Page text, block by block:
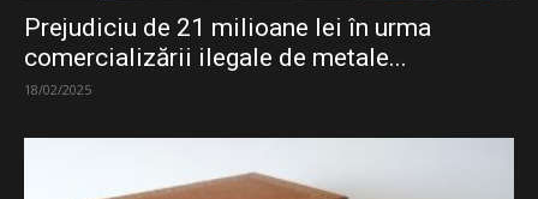
Prejudiciu de 21 milioane lei în urma
comercializării ilegale de metale...
18/02/2025